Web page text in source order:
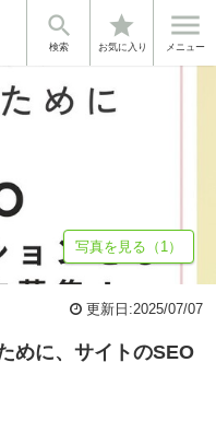

検索
star
お気に入り

メニュー
写真を見る（1）
更新日:2025/07/07
めに、サイトのSEO